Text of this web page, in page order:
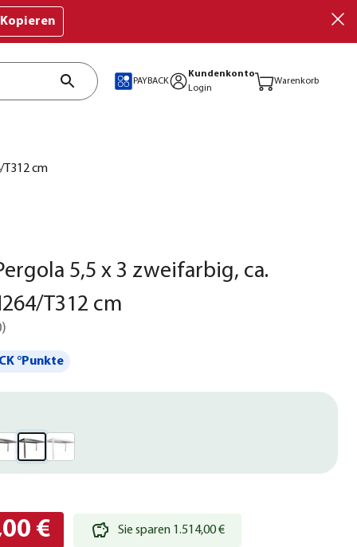
Kopieren
PAYBACK
Kundenkonto
Login
Warenkorb
T312 cm
5,5 x 3 zweifarbig, ca.
T312 cm
)
°Punkte
€ Sie sparen 1.514,00 €